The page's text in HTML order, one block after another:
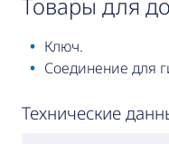
Ключ.
Соединение для
Технические